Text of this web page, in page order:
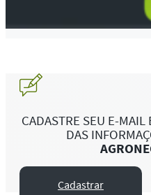
CADASTRE SEU E-
DAS
Cadastrar